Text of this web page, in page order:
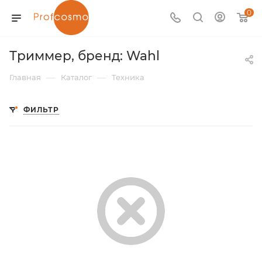
0
Триммер, бренд: Wahl
Главная — Каталог — Техника
ФИЛЬТР